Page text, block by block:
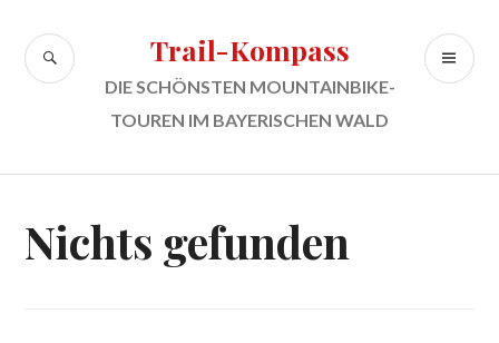
Inhalt
springen
Trail-Kompass
DIE SCHÖNSTEN MOUNTAINBIKE-
TOUREN IM BAYERISCHEN WALD
SUCHE
Nichts gefunden